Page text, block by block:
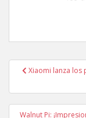
entradas
Xiaomi lanza los
Walnut Pi: